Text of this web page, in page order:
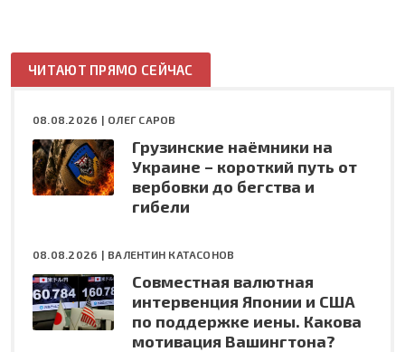
ЧИТАЮТ ПРЯМО СЕЙЧАС
08.08.2026 | ОЛЕГ САРОВ
Грузинские наёмники на
Украине – короткий путь от
вербовки до бегства и
гибели
08.08.2026 | ВАЛЕНТИН КАТАСОНОВ
Совместная валютная
интервенция Японии и США
по поддержке иены. Какова
мотивация Вашингтона?